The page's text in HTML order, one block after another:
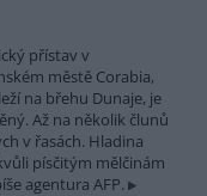
přístav v
městě Corabia,
na břehu Dunaje, je
Až na několik člunů
v řasách. Hladina
písčitým mělčinám
agentura AFP.